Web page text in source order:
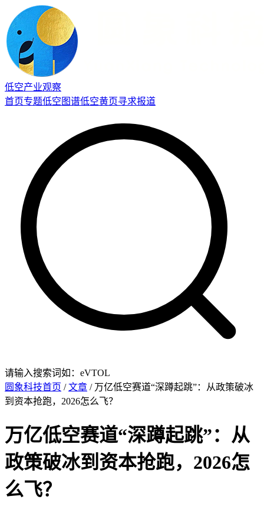
低空产业观察
首页专题低空图谱低空黄页寻求报道
请输入搜索词如：eVTOL
圆象科技首页 /文章 / 万亿低空赛道“深蹲起跳”：从政策破冰
到资本抢跑，2026怎么飞？
万亿低空赛道“深蹲起跳”：从
政策破冰到资本抢跑，2026怎
么飞？